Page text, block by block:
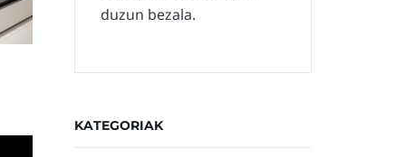
duzun bezala.
KATEGORIAK